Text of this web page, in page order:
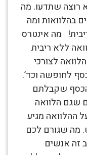
רוצה שתדעו. מה
בהלוואות ומה
מה אינטרס
ללא ריבית
לצורכי
לחופשה וכד’.
שקבלתם
שגם הלוואה
ההלוואה מגיע
ש”ח בחודש. מה שגורם לכם
זה אנשים